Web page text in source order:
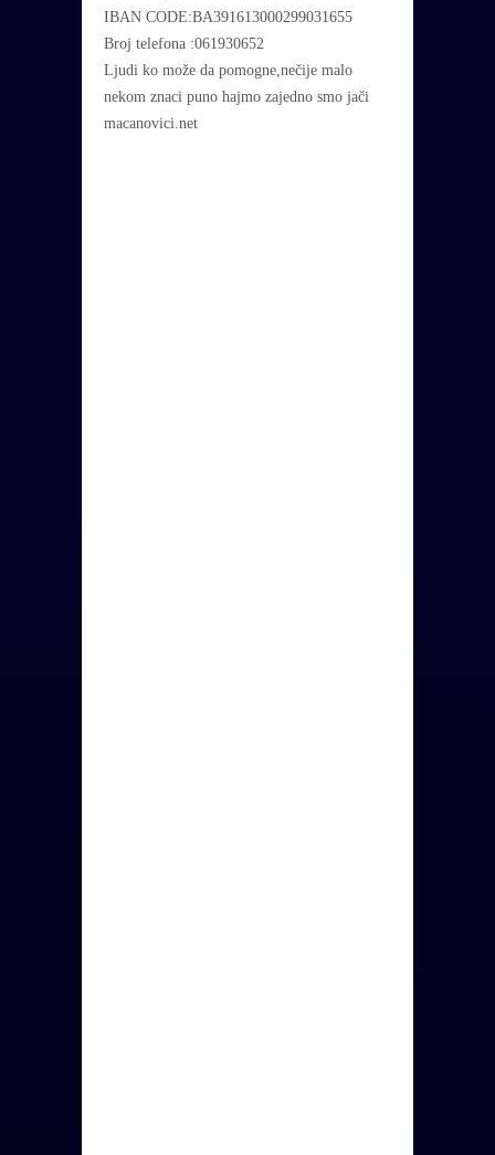
IBAN CODE:BA391613000299031655
Broj telefona :061930652
Ljudi ko može da pomogne,nečije malo
nekom znaci puno hajmo zajedno smo jači
macanovici.net